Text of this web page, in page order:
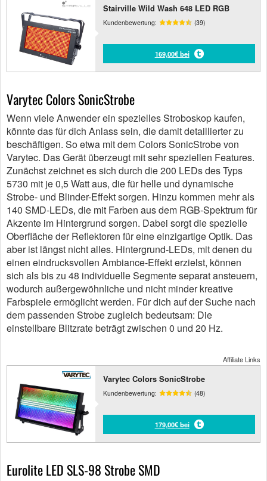
Stairville Wild Wash 648 LED RGB
Kundenbewertung: (39)
169,00€ bei
Varytec Colors SonicStrobe
Wenn viele Anwender ein spezielles Stroboskop kaufen,
könnte das für dich Anlass sein, die damit detaillierter zu
beschäftigen. So etwa mit dem Colors SonicStrobe von
Varytec. Das Gerät überzeugt mit sehr speziellen Features.
Zunächst zeichnet es sich durch die 200 LEDs des Typs
5730 mit je 0,5 Watt aus, die für helle und dynamische
Strobe- und Blinder-Effekt sorgen. Hinzu kommen mehr als
140 SMD-LEDs, die mit Farben aus dem RGB-Spektrum für
Akzente im Hintergrund sorgen. Dabei sorgt die spezielle
Oberfläche der Reflektoren für eine einzigartige Optik. Das
aber ist längst nicht alles. Hintergrund-LEDs, mit denen du
einen eindrucksvollen Ambiance-Effekt erzielst, können
sich als bis zu 48 individuelle Segmente separat ansteuern,
wodurch außergewöhnliche und nicht minder kreative
Farbspiele ermöglicht werden. Für dich auf der Suche nach
dem passenden Strobe zugleich bedeutsam: Die
einstellbare Blitzrate beträgt zwischen 0 und 20 Hz.
Affiliate Links
Varytec Colors SonicStrobe
Kundenbewertung: (48)
179,00€ bei
Eurolite LED SLS-98 Strobe SMD